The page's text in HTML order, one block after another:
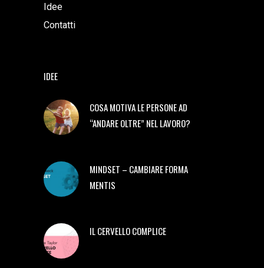
Idee
Contatti
IDEE
COSA MOTIVA LE PERSONE AD
“ANDARE OLTRE” NEL LAVORO?
MINDSET – CAMBIARE FORMA
MENTIS
IL CERVELLO COMPLICE